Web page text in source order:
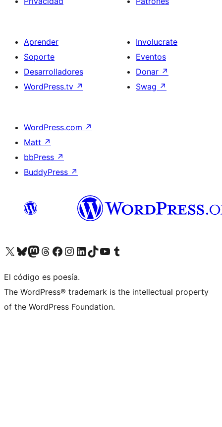
Aprender
Soporte
Desarrolladores
WordPress.tv ↗
Involucrate
Eventos
Donar ↗
Swag ↗
WordPress.com ↗
Matt ↗
bbPress ↗
BuddyPress ↗
Visitá nuestra cuenta de X (anteriormente Twitter)
Visitá nuestra cuenta de Bluesky
Visitá nuestra cuenta de Mastodon
Visitá nuestra cuenta de Threads
Visitá nuestra página de Facebook
Visitá nuestra cuenta de Instagram
Visitá nuestra cuenta de LinkedIn
Visitá nuestra cuenta de TikTok
Visitá nuestro canal de YouTube
Visitá nuestra cuenta de Tumblr
El código es poesía.
The WordPress® trademark is the intellectual property
of the WordPress Foundation.